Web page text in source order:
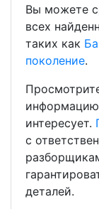
Вы можете
всех
таких как
поколение.
информацию
интересует.
с
деталей.